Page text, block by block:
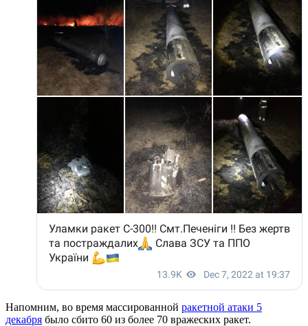
Напомним, во время массированной ракетной атаки 5
декабря было сбито 60 из более 70 вражеских ракет.